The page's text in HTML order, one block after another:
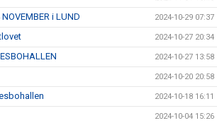
NOVEMBER i LUND 2024-10-29 07:37
2024-10-27 20:34
2024-10-27 13:58
2024-10-20 20:58
2024-10-18 16:11
2024-10-04 15:26